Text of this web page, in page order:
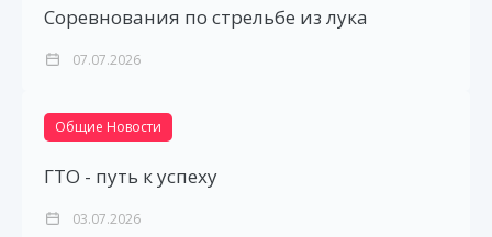
Соревнования по стрельбе из лука
07.07.2026
Общие Новости
ГТО - путь к успеху
03.07.2026